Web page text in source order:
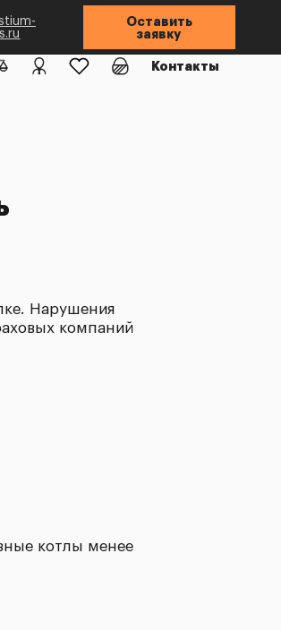
Оставить
заявку
Контакты
Нарушения
компаний
котлы менее